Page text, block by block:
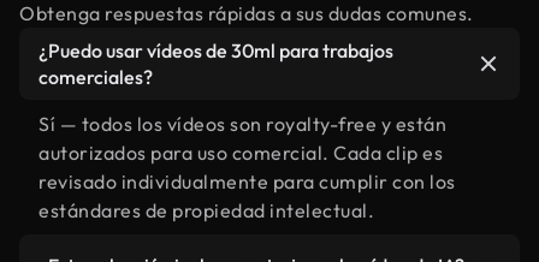
Obtenga respuestas rápidas a sus dudas comunes.
¿Puedo usar vídeos de 30ml para trabajos
comerciales?
Sí — todos los vídeos son royalty-free y están
autorizados para uso comercial. Cada clip es
revisado individualmente para cumplir con los
estándares de propiedad intelectual.